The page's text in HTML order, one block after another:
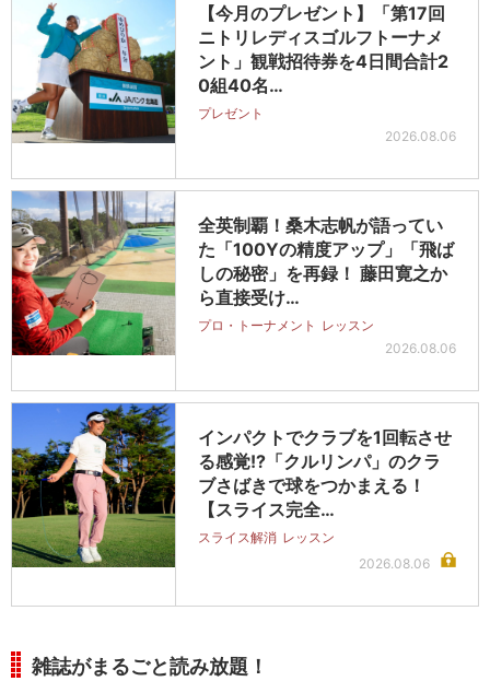
【今月のプレゼント】「第17回
ニトリレディスゴルフトーナメ
ント」観戦招待券を4日間合計2
0組40名…
プレゼント
2026.08.06
全英制覇！桑木志帆が語ってい
た「100Yの精度アップ」「飛ば
しの秘密」を再録！ 藤田寛之か
ら直接受け…
プロ・トーナメント レッスン
2026.08.06
インパクトでクラブを1回転させ
る感覚!?「クルリンパ」のクラ
ブさばきで球をつかまえる！
【スライス完全…
スライス解消 レッスン
2026.08.06
雑誌がまるごと読み放題！